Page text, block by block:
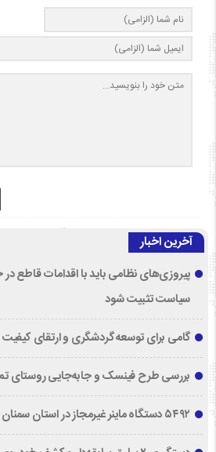
آخرین اخبار
پیروزی‌های نظامی باید با اقدامات قاطع در
سیاست تثبیت شود
گامی برای توسعه گردشگری و ارتقای
بررسی طرح فینسک و جابه‌جایی روستای
۵۴۹۲ دستگاه ماینر غیرمجاز در استان سمنان جمع‌آوری شد